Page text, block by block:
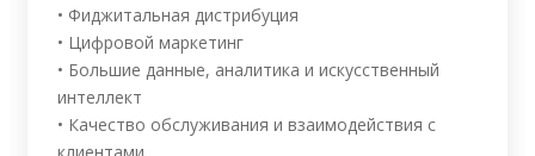
• Фиджитальная дистрибуция
• Цифровой маркетинг
• Большие данные, аналитика и искусственный
интеллект
• Качество обслуживания и взаимодействия с